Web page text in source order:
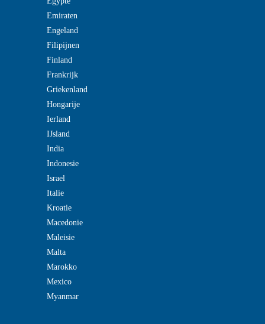
Emiraten
Engeland
Filipijnen
Finland
Frankrijk
Griekenland
Hongarije
Ierland
IJsland
India
Indonesie
Israel
Italie
Kroatie
Macedonie
Maleisie
Malta
Marokko
Mexico
Myanmar